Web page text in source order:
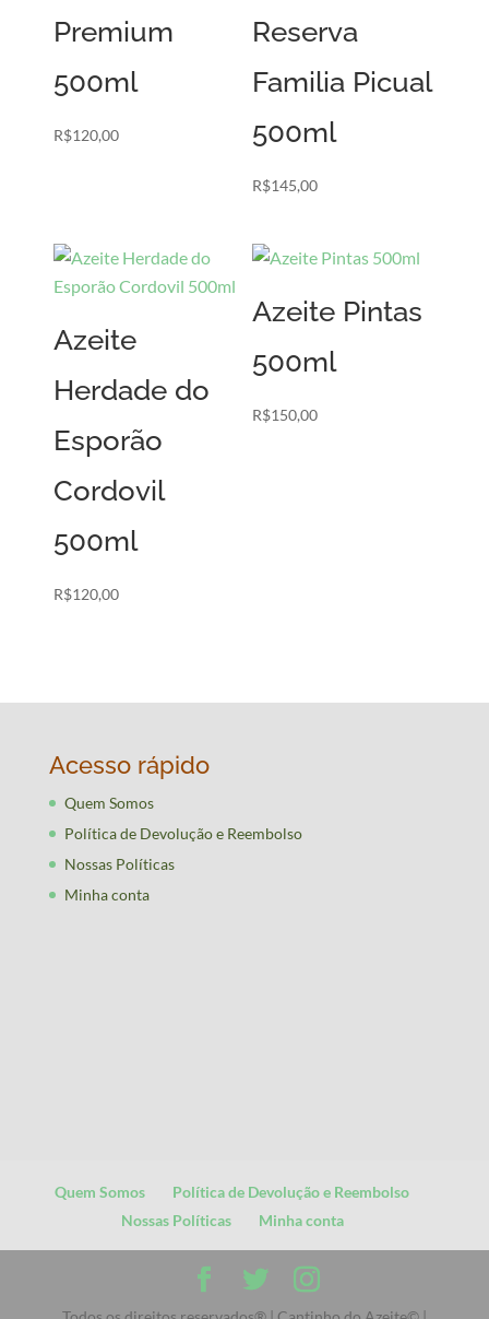
Premium
500ml
R$120,00
Reserva
Familia Picual
500ml
R$145,00
Azeite
Herdade do
Esporão
Cordovil
500ml
R$120,00
Azeite Pintas
500ml
R$150,00
Acesso rápido
Quem Somos
Política de Devolução e Reembolso
Nossas Políticas
Minha conta
Quem Somos
Política de Devolução e Reembolso
Nossas Políticas
Minha conta